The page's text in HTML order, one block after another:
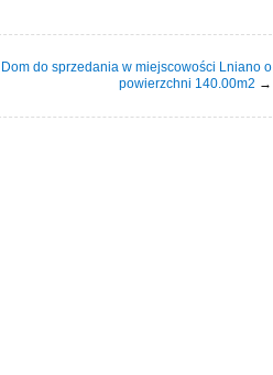
Dom do sprzedania w miejscowości Lniano o
powierzchni 140.00m2 →